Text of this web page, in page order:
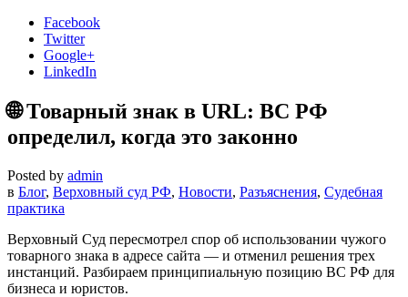
Facebook
Twitter
Google+
LinkedIn
🌐 Товарный знак в URL: ВС РФ
определил, когда это законно
Posted by admin
в Блог, Верховный суд РФ, Новости, Разъяснения, Судебная
практика
Верховный Суд пересмотрел спор об использовании чужого
товарного знака в адресе сайта — и отменил решения трех
инстанций. Разбираем принципиальную позицию ВС РФ для
бизнеса и юристов.